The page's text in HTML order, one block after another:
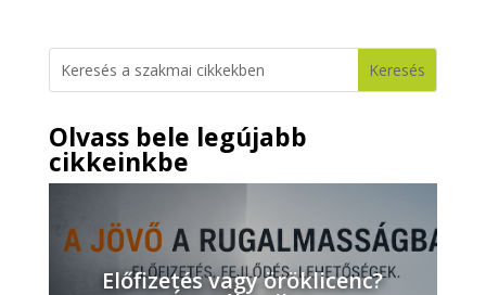
Olvass bele legújabb
cikkeinkbe
Előfizetés vagy öröklicenc?